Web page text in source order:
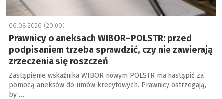
06.08.2026 (20:00)
Prawnicy o aneksach WIBOR–POLSTR: przed
podpisaniem trzeba sprawdzić, czy nie zawierają
zrzeczenia się roszczeń
Zastąpienie wskaźnika WIBOR nowym POLSTR ma nastąpić za
pomocą aneksów do umów kredytowych. Prawnicy ostrzegają,
by …